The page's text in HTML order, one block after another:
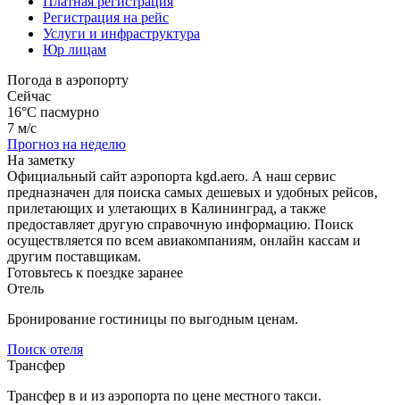
Регистрация на рейс
Услуги и инфраструктура
Юр лицам
Погода в аэропорту
Сейчас
16°C пасмурно
7 м/с
Прогноз на неделю
На заметку
Официальный сайт аэропорта kgd.aero. А наш сервис
предназначен для поиска самых дешевых и удобных рейсов,
прилетающих и улетающих в Калининград, а также
предоставляет другую справочную информацию. Поиск
осуществляется по всем авиакомпаниям, онлайн кассам и
другим поставщикам.
Готовьтесь к поездке заранее
Отель
Бронирование гостиницы по выгодным ценам.
Поиск отеля
Трансфер
Трансфер в и из аэропорта по цене местного такси.